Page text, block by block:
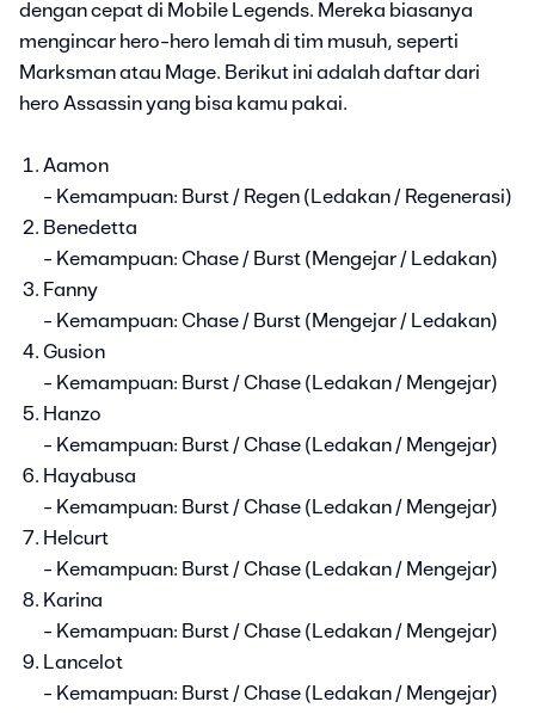
dengan cepat di Mobile Legends. Mereka biasanya
mengincar hero-hero lemah di tim musuh, seperti
Marksman atau Mage. Berikut ini adalah daftar dari
hero Assassin yang bisa kamu pakai.
Aamon
- Kemampuan: Burst / Regen (Ledakan / Regenerasi)
Benedetta
- Kemampuan: Chase / Burst (Mengejar / Ledakan)
Fanny
- Kemampuan: Chase / Burst (Mengejar / Ledakan)
Gusion
- Kemampuan: Burst / Chase (Ledakan / Mengejar)
Hanzo
- Kemampuan: Burst / Chase (Ledakan / Mengejar)
Hayabusa
- Kemampuan: Burst / Chase (Ledakan / Mengejar)
Helcurt
- Kemampuan: Burst / Chase (Ledakan / Mengejar)
Karina
- Kemampuan: Burst / Chase (Ledakan / Mengejar)
Lancelot
- Kemampuan: Burst / Chase (Ledakan / Mengejar)